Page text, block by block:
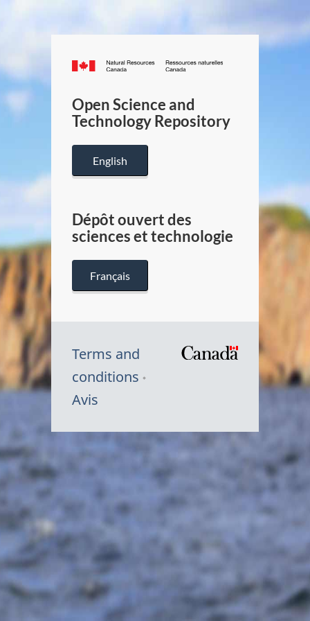
Canada.ca
/
Canada
Open Science and
Technology Repository
English
Dépôt ouvert des
sciences et technologie
Français
Terms and
conditions
Avis
Symbole
Canada